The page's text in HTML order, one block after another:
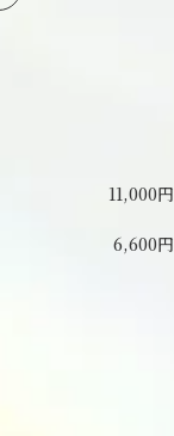
11,000円
6,600円